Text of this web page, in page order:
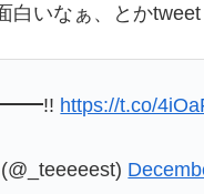
白いなぁ、とか
https://t.co/